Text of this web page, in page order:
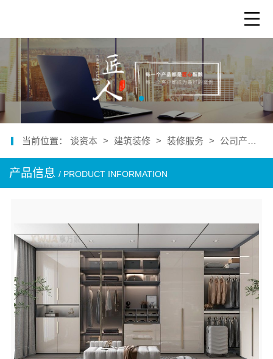
当前位置： 谈资本 > 建筑装修 > 装修服务 > 公司产品
产品信息 / PRODUCT INFORMATION